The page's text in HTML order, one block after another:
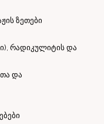
ზეთები
რადიკულიტის და
და